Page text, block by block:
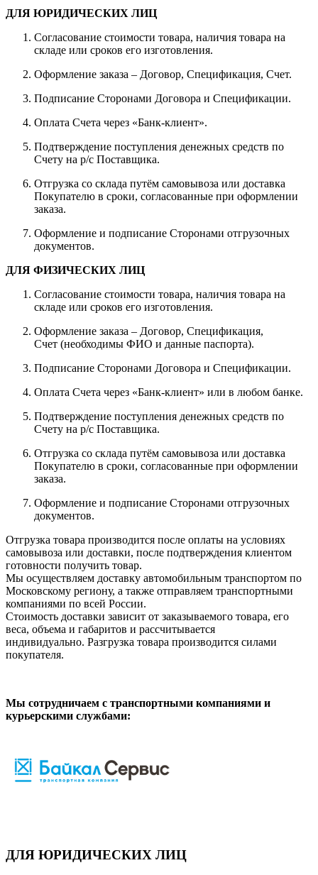
ДЛЯ ЮРИДИЧЕСКИХ ЛИЦ
Согласование стоимости товара, наличия товара на
складе или сроков его изготовления.
Оформление заказа – Договор, Спецификация, Счет.
Подписание Сторонами Договора и Спецификации.
Оплата Счета через «Банк-клиент».
Подтверждение поступления денежных средств по
Счету на р/с Поставщика.
Отгрузка со склада путём самовывоза или доставка
Покупателю в сроки, согласованные при оформлении
заказа.
Оформление и подписание Сторонами отгрузочных
документов.
ДЛЯ ФИЗИЧЕСКИХ ЛИЦ
Согласование стоимости товара, наличия товара на
складе или сроков его изготовления.
Оформление заказа – Договор, Спецификация,
Счет (необходимы ФИО и данные паспорта).
Подписание Сторонами Договора и Спецификации.
Оплата Счета через «Банк-клиент» или в любом банке.
Подтверждение поступления денежных средств по
Счету на р/с Поставщика.
Отгрузка со склада путём самовывоза или доставка
Покупателю в сроки, согласованные при оформлении
заказа.
Оформление и подписание Сторонами отгрузочных
документов.
Отгрузка товара производится после оплаты на условиях
самовывоза или доставки, после подтверждения клиентом
готовности получить товар.
Мы осуществляем доставку автомобильным транспортом по
Московскому региону, а также отправляем транспортными
компаниями по всей России.
Стоимость доставки зависит от заказываемого товара, его
веса, объема и габаритов и рассчитывается
индивидуально. Разгрузка товара производится силами
покупателя.
Мы сотрудничаем с транспортными компаниями и
курьерскими службами:
ДЛЯ ЮРИДИЧЕСКИХ ЛИЦ